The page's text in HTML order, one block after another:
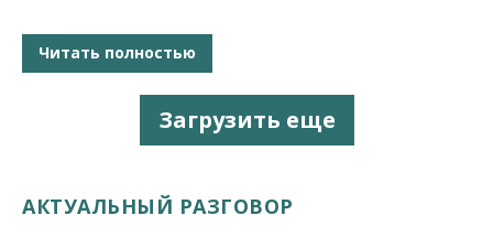
Читать полностью
Загрузить еще
АКТУАЛЬНЫЙ РАЗГОВОР